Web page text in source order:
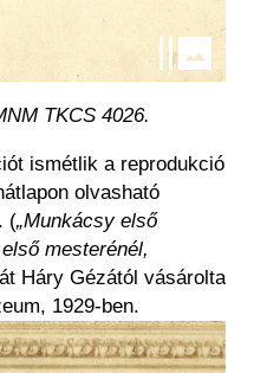
TKCS 4026.
ismétlik a reprodukció
olvasható
(„Munkácsy első
mesterénél,
Háry Gézától vásárolta
1929-ben.